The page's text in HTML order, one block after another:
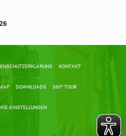
KONTAKT
DOWNLOADS 360° TOUR
EINSTELLUNGEN